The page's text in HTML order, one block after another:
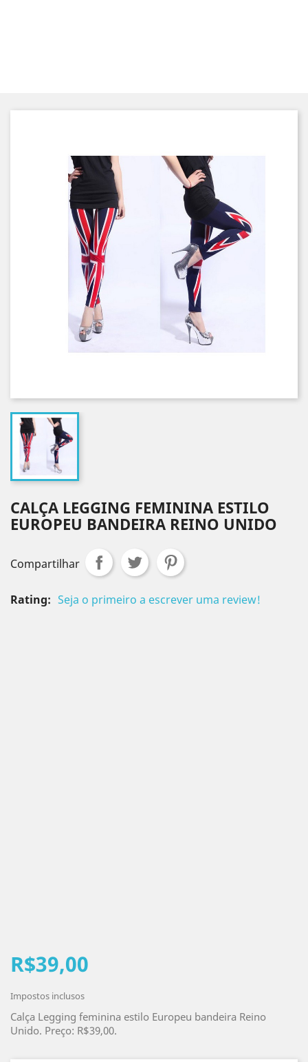
CALÇA LEGGING FEMININA ESTILO
EUROPEU BANDEIRA REINO UNIDO
Compartilhar
Rating: Seja o primeiro a escrever uma review!
R$39,00
Impostos inclusos
Calça Legging feminina estilo Europeu bandeira Reino
Unido. Preço: R$39,00.